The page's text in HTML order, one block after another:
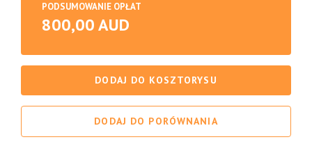
PODSUMOWANIE OPŁAT
800,00 AUD
DODAJ DO KOSZTORYSU
DODAJ DO PORÓWNANIA